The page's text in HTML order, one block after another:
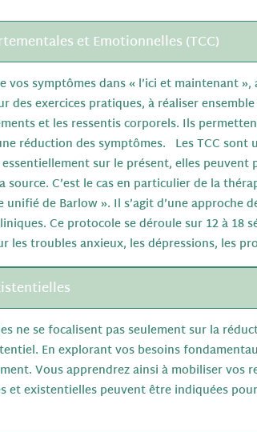
et Emotionnelles (TCC)
vos symptômes dans « l’ici et maintenant
des exercices pratiques, à réaliser
et les ressentis corporels. Ils
réduction des symptômes. Les TCC
sur le présent, elles
C’est le cas en particulier de la
de Barlow ». Il s’agit d’une
Ce protocole se déroule sur 12 à
troubles anxieux, les dépressions, les
ne se focalisent pas seulement sur la
En explorant vos besoins
Vous apprendrez ainsi à mobiliser
et existentielles peuvent être indiquées